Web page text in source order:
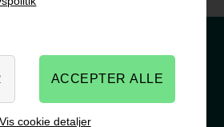
Vis cookie detaljer